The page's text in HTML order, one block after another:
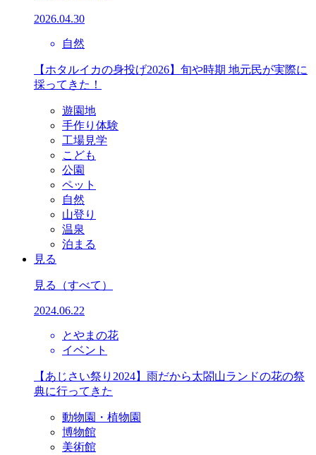
2026.04.30
自然
【ホタルイカの身投げ2026】旬や時期 地元民が実際に
採ってきた！
遊園地
手作り体験
工場見学
こども
公園
ペット
自然
山登り
温泉
泊まる
見る
見る （すべて）
2024.06.22
とやまの花
イベント
【あじさい祭り2024】雨だから太閤山ランドの花の祭
典に行ってきた
動物園・植物園
博物館
美術館